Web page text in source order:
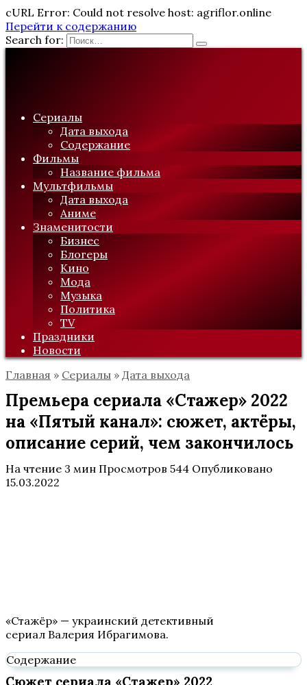
cURL Error: Could not resolve host: agriflor.online
Перейти к содержанию
Search for:
Сериалы
Дата выхода
Содержание
Фильмы
Название фильма
Мультфильмы
Дата выхода
Аниме
Знаменитости
Бизнес
Блогеры
Кино
Мода
Музыка
Политика
TV
Праздники
Новости
Главная » Сериалы » Дата выхода
Премьера сериала «Стажер» 2022
на «Пятый канал»: сюжет, актёры,
описание серий, чем закончилось
На чтение 3 мин Просмотров 544 Опубликовано
15.03.2022
«Стажёр» — украинский детективный
сериал Валерия Ибрагимова.
Содержание